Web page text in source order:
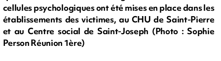
cellules psychologiques ont été mises en place dans les
établissements des victimes, au CHU de Saint-Pierre
et au Centre social de Saint-Joseph (Photo : Sophie
Person Réunion 1ère)